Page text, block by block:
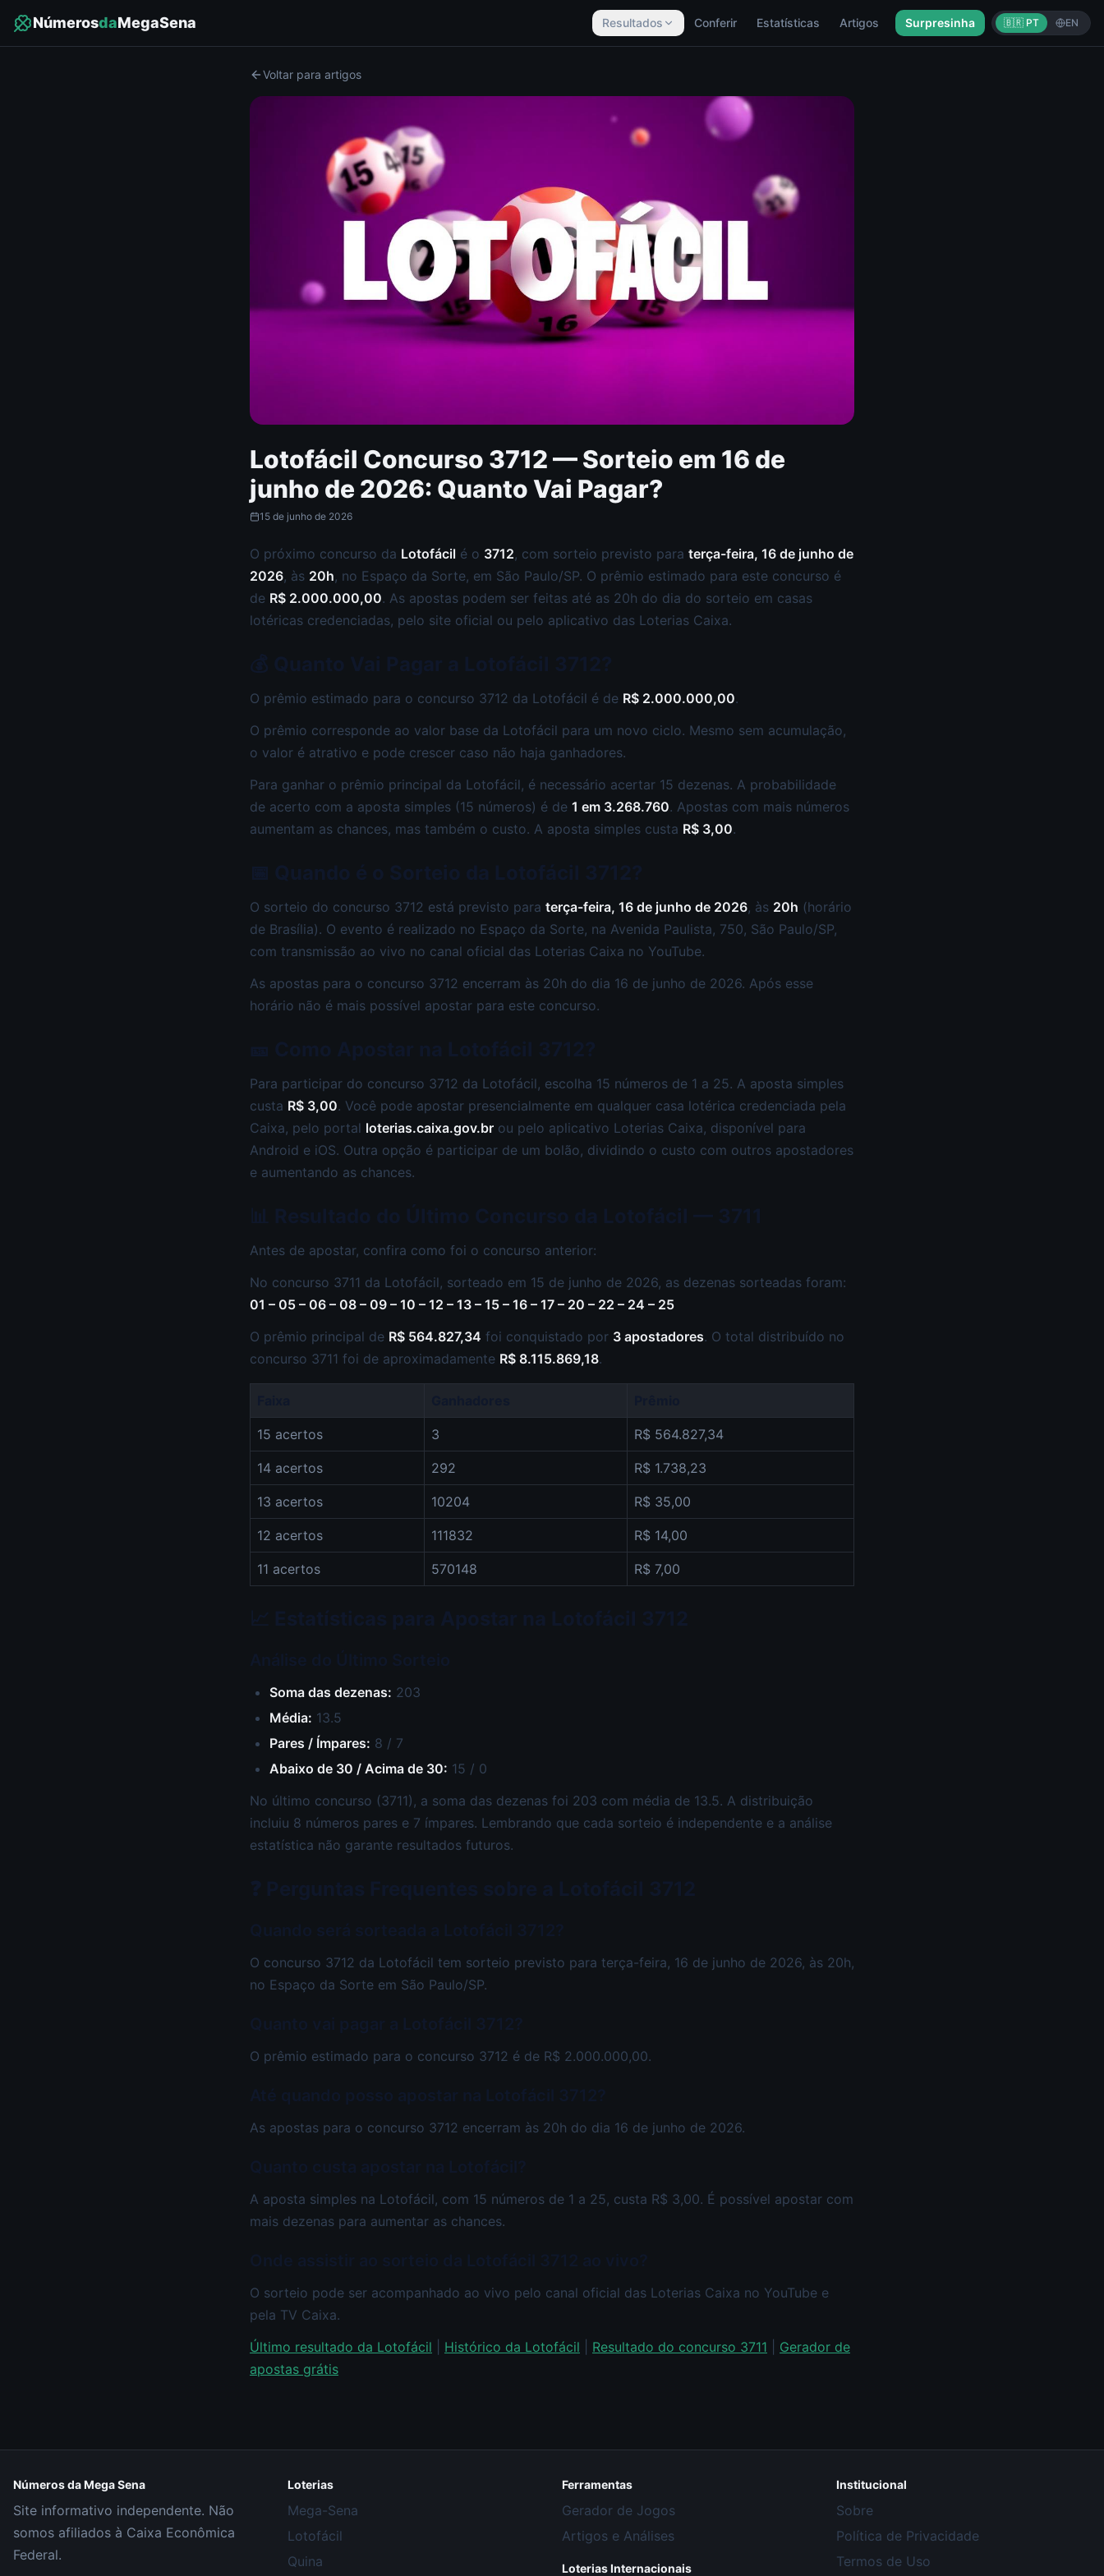
NúmerosdaMegaSena Resultados Conferir Estatísticas Artigos Surpresinha 🇧🇷 PT EN
Voltar para artigos
Lotofácil Concurso 3712 — Sorteio em 16 de
junho de 2026: Quanto Vai Pagar?
15 de junho de 2026
O próximo concurso da Lotofácil é o 3712, com sorteio previsto para terça-feira, 16 de junho de
2026, às 20h, no Espaço da Sorte, em São Paulo/SP. O prêmio estimado para este concurso é
de R$ 2.000.000,00. As apostas podem ser feitas até as 20h do dia do sorteio em casas
lotéricas credenciadas, pelo site oficial ou pelo aplicativo das Loterias Caixa.
O prêmio estimado para o concurso 3712 da Lotofácil é de R$ 2.000.000,00.
O prêmio corresponde ao valor base da Lotofácil para um novo ciclo. Mesmo sem acumulação,
o valor é atrativo e pode crescer caso não haja ganhadores.
Para ganhar o prêmio principal da Lotofácil, é necessário acertar 15 dezenas. A probabilidade
de acerto com a aposta simples (15 números) é de 1 em 3.268.760. Apostas com mais números
aumentam as chances, mas também o custo. A aposta simples custa R$ 3,00.
O sorteio do concurso 3712 está previsto para terça-feira, 16 de junho de 2026, às 20h (horário
de Brasília). O evento é realizado no Espaço da Sorte, na Avenida Paulista, 750, São Paulo/SP,
com transmissão ao vivo no canal oficial das Loterias Caixa no YouTube.
As apostas para o concurso 3712 encerram às 20h do dia 16 de junho de 2026. Após esse
horário não é mais possível apostar para este concurso.
Para participar do concurso 3712 da Lotofácil, escolha 15 números de 1 a 25. A aposta simples
custa R$ 3,00. Você pode apostar presencialmente em qualquer casa lotérica credenciada pela
Caixa, pelo portal loterias.caixa.gov.br ou pelo aplicativo Loterias Caixa, disponível para
Android e iOS. Outra opção é participar de um bolão, dividindo o custo com outros apostadores
e aumentando as chances.
Antes de apostar, confira como foi o concurso anterior:
No concurso 3711 da Lotofácil, sorteado em 15 de junho de 2026, as dezenas sorteadas foram:
01 – 05 – 06 – 08 – 09 – 10 – 12 – 13 – 15 – 16 – 17 – 20 – 22 – 24 – 25
O prêmio principal de R$ 564.827,34 foi conquistado por 3 apostadores. O total distribuído no
concurso 3711 foi de aproximadamente R$ 8.115.869,18.
15 acertos 3 R$ 564.827,34
14 acertos 292 R$ 1.738,23
13 acertos 10204 R$ 35,00
12 acertos 111832 R$ 14,00
11 acertos 570148 R$ 7,00
Soma das dezenas: 203
Média: 13.5
Pares / Ímpares: 8 / 7
Abaixo de 30 / Acima de 30: 15 / 0
No último concurso (3711), a soma das dezenas foi 203 com média de 13.5. A distribuição
incluiu 8 números pares e 7 ímpares. Lembrando que cada sorteio é independente e a análise
estatística não garante resultados futuros.
O concurso 3712 da Lotofácil tem sorteio previsto para terça-feira, 16 de junho de 2026, às 20h,
no Espaço da Sorte em São Paulo/SP.
O prêmio estimado para o concurso 3712 é de R$ 2.000.000,00.
As apostas para o concurso 3712 encerram às 20h do dia 16 de junho de 2026.
A aposta simples na Lotofácil, com 15 números de 1 a 25, custa R$ 3,00. É possível apostar com
mais dezenas para aumentar as chances.
O sorteio pode ser acompanhado ao vivo pelo canal oficial das Loterias Caixa no YouTube e
pela TV Caixa.
Último resultado da Lotofácil
Histórico da Lotofácil Resultado do concurso 3711
Gerador de
apostas grátis
Números da Mega Sena
Site informativo independente. Não
somos afiliados à Caixa Econômica
Federal.
Loterias
Mega-Sena
Lotofácil
Quina
Ferramentas
Gerador de Jogos
Artigos e Análises
Loterias Internacionais
Institucional
Sobre
Política de Privacidade
Termos de Uso